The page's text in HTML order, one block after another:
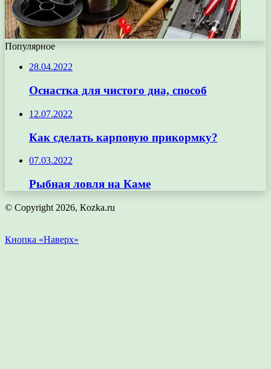
Популярное
28.04.2022
Оснастка для чистого дна, способ
12.07.2022
Как сделать карповую прикормку?
07.03.2022
Рыбная ловля на Каме
© Copyright 2026, Кozka.ru
Кнопка «Наверх»